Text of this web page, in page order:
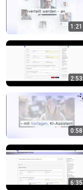
1:21
2:53
0:58
6:35